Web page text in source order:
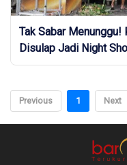
Tak Sabar Menunggu!
Disulap Jadi Night
Previous 1 Next